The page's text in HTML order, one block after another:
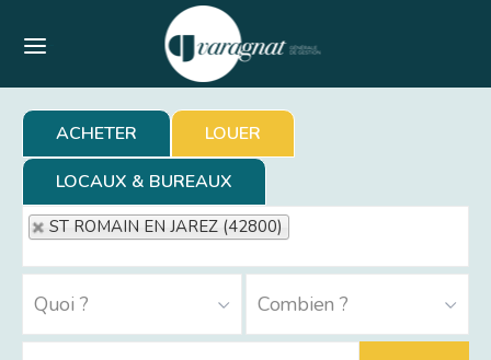
ACHETER
LOUER
LOCAUX & BUREAUX
ST ROMAIN EN JAREZ (42800)